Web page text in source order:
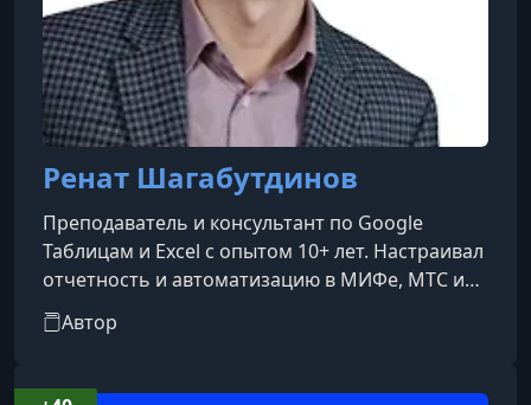
Ренат Шагабутдинов
Преподаватель и консультант по Google
Таблицам и Excel с опытом 10+ лет. Настраивал
отчетность и автоматизацию в МИФе, МТС и
«Автомире». Автор курсов и книг по Google
Таблицам
Автор